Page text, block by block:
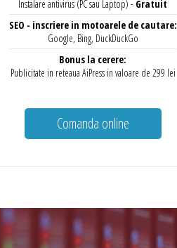
Instalare antivirus (PC sau Laptop) - Gratuit
SEO - inscriere in motoarele de cautare:
Google, Bing, DuckDuckGo
Bonus la cerere:
Publicitate in reteaua AiPress in valoare de 299 lei
Comanda online